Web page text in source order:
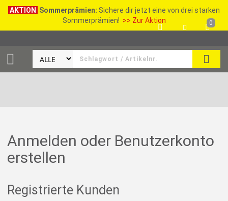
AKTION Sommerprämien: Sichere dir jetzt eine von drei starken
Sommerprämien! >> Zur Aktion 0
Anmelden oder Benutzerkonto
erstellen
Registrierte Kunden